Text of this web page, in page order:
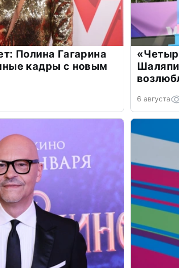
Полина Гагарина
кадры с новым
6 августа